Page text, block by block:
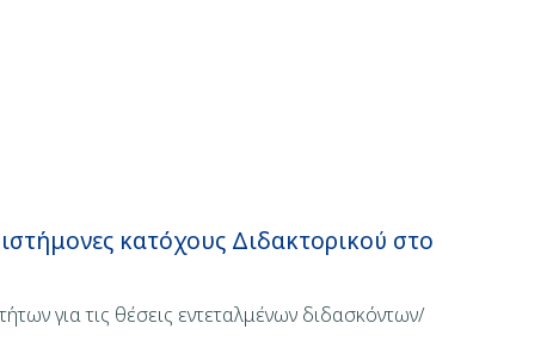
κατόχους Διδακτορικού στο
για τις θέσεις εντεταλμένων διδασκόντων/